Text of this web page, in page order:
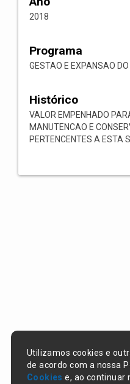
2018
Programa
GESTAO E EXPANSAO
Histórico
VALOR EMPENHADO
MANUTENCAO E
PERTENCENTES A ESTA
Utilizamos cookies e
de acordo com a nossa
Cookies e, ao continuar